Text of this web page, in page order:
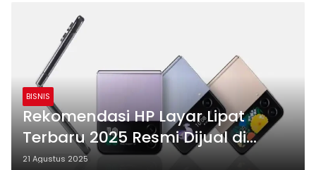
BISNIS
Rekomendasi HP Layar Lipat
Terbaru 2025 Resmi Dijual di
Indonesia
21 Agustus 2025